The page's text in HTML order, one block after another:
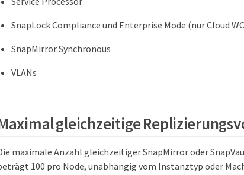
SnapLock Compliance und Enterprise Mode (nur Cloud
SnapMirror Synchronous
VLANs
gleichzeitige
maximale Anzahl gleichzeitiger SnapMirror oder
100 pro Node, unabhängig vom Instanztyp oder